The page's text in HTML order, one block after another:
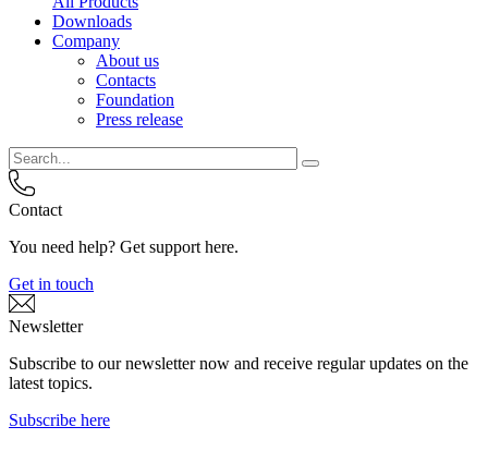
Downloads
Company
About us
Contacts
Foundation
Press release
Contact
You need help? Get support here.
Get in touch
Newsletter
Subscribe to our newsletter now and receive regular updates on the
latest topics.
Subscribe here